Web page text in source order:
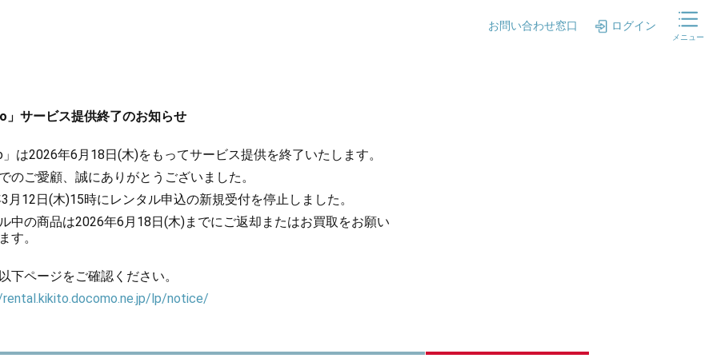
お問い合わせ窓口 ログイン
メニュー
サービス提供終了のお知らせ
は2026年6月18日(木)をもってサービス提供を終了いたします。
のご愛顧、誠にありがとうございました。
月12日(木)15時にレンタル申込の新規受付を停止しました。
中の商品は2026年6月18日(木)までにご返却またはお買取をお願い
す。
下ページをご確認ください。
lp/notice/